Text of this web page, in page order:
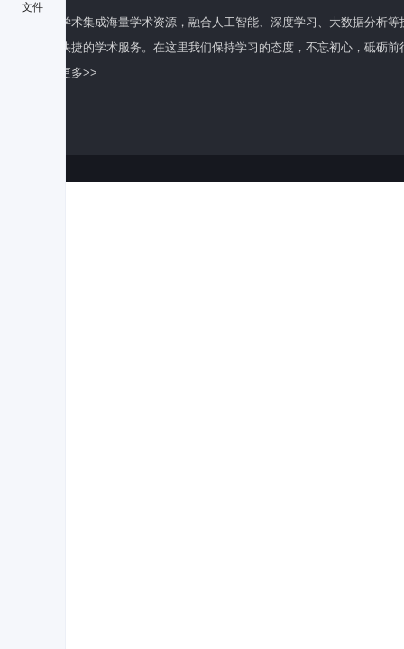
文件
百度学术集成海量学术资源，融合人工智能、深度学习、大数据分析
全面快捷的学术服务。在这里我们保持学习的态度，不忘初心，砥砺前
了解更多>>